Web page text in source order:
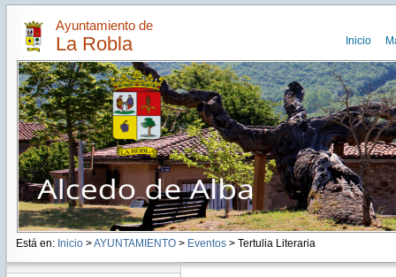
Ayuntamiento de
La Robla Inicio
Está en: Inicio >AYUNTAMIENTO> Eventos> Tertulia Literaria